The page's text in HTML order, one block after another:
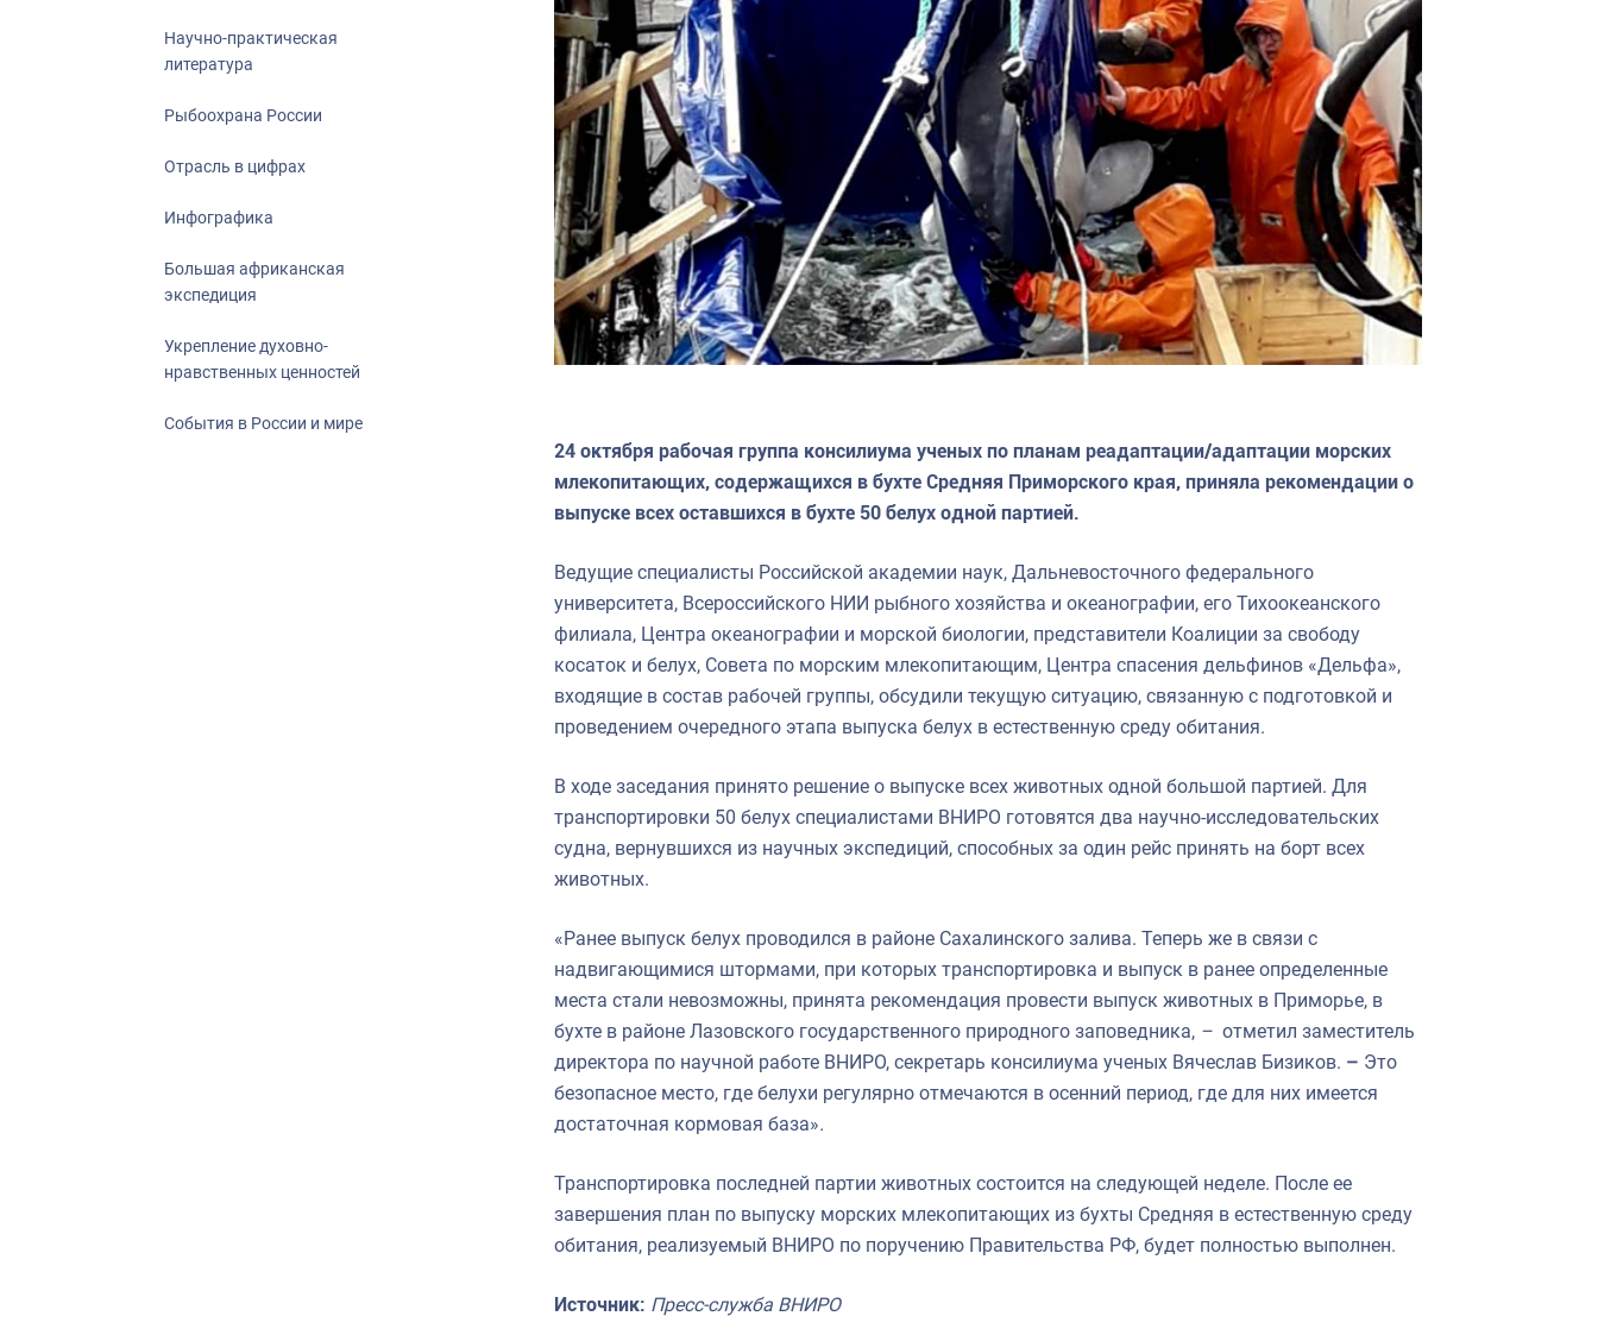
Научно-практическая
литература
Рыбоохрана России
Отрасль в цифрах
Инфографика
Большая африканская
экспедиция
Укрепление духовно-
нравственных ценностей
События в России и мире
24 октября рабочая группа консилиума ученых по планам реадаптации/адаптации морских
млекопитающих, содержащихся в бухте Средняя Приморского края, приняла рекомендации о
выпуске всех оставшихся в бухте 50 белух одной партией.
Ведущие специалисты Российской академии наук, Дальневосточного федерального
университета, Всероссийского НИИ рыбного хозяйства и океанографии, его Тихоокеанского
филиала, Центра океанографии и морской биологии, представители Коалиции за свободу
косаток и белух, Совета по морским млекопитающим, Центра спасения дельфинов «Дельфа»,
входящие в состав рабочей группы, обсудили текущую ситуацию, связанную с подготовкой и
проведением очередного этапа выпуска белух в естественную среду обитания.
В ходе заседания принято решение о выпуске всех животных одной большой партией. Для
транспортировки 50 белух специалистами ВНИРО готовятся два научно-исследовательских
судна, вернувшихся из научных экспедиций, способных за один рейс принять на борт всех
животных.
«Ранее выпуск белух проводился в районе Сахалинского залива. Теперь же в связи с
надвигающимися штормами, при которых транспортировка и выпуск в ранее определенные
места стали невозможны, принята рекомендация провести выпуск животных в Приморье, в
бухте в районе Лазовского государственного природного заповедника, – отметил заместитель
директора по научной работе ВНИРО, секретарь консилиума ученых Вячеслав Бизиков. – Это
безопасное место, где белухи регулярно отмечаются в осенний период, где для них имеется
достаточная кормовая база».
Транспортировка последней партии животных состоится на следующей неделе. После ее
завершения план по выпуску морских млекопитающих из бухты Средняя в естественную среду
обитания, реализуемый ВНИРО по поручению Правительства РФ, будет полностью выполнен.
Источник: Пресс-служба ВНИРО